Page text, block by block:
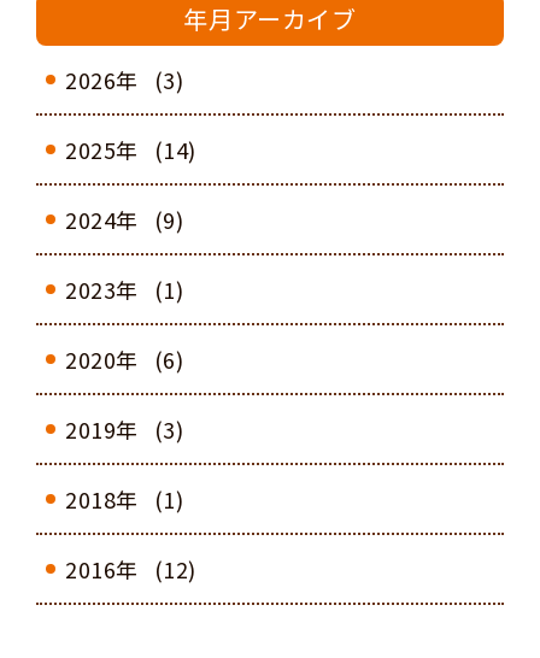
年月アーカイブ
2026年 (3)
2025年 (14)
2024年 (9)
2023年 (1)
2020年 (6)
2019年 (3)
2018年 (1)
2016年 (12)